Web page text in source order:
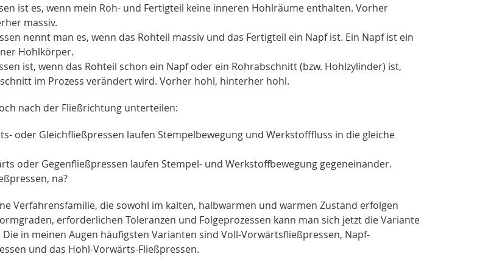
ist es, wenn mein Roh- und Fertigteil keine inneren Hohlräume enthalten. Vorher
massiv.
nennt man es, wenn das Rohteil massiv und das Fertigteil ein Napf ist. Ein Napf ist ein
Hohlkörper.
ist, wenn das Rohteil schon ein Napf oder ein Rohrabschnitt (bzw. Hohlzylinder) ist,
im Prozess verändert wird. Vorher hohl, hinterher hohl.
nach der Fließrichtung unterteilen:
oder Gleichfließpressen laufen Stempelbewegung und Werkstofffluss in die gleiche
oder Gegenfließpressen laufen Stempel- und Werkstoffbewegung gegeneinander.
na?
Verfahrensfamilie, die sowohl im kalten, halbwarmen und warmen Zustand erfolgen
erforderlichen Toleranzen und Folgeprozessen kann man sich jetzt die Variante
in meinen Augen häufigsten Varianten sind Voll-Vorwärtsfließpressen, Napf-
und das Hohl-Vorwärts-Fließpressen.